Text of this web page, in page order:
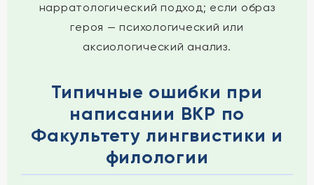
нарратологический подход; если образ
героя — психологический или
аксиологический анализ.
Типичные ошибки при
написании ВКР по
Факультету лингвистики и
филологии